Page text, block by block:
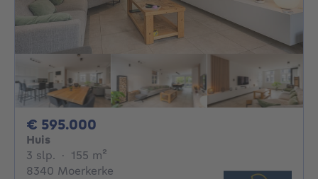
€ 595.000
Huis
3 slp. 3 slaapkamers
· 155 m²
8340 Moerkerke